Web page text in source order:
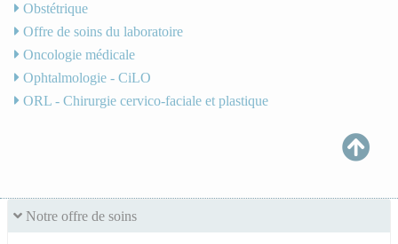
Notre offre de soins
Obstétrique
Offre de soins du laboratoire
Oncologie médicale
Ophtalmologie - CiLO
ORL - Chirurgie cervico-faciale et plastique